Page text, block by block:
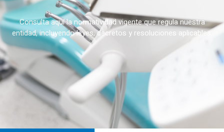
Consulta aquí la normatividad vigente que regula nuestra
entidad, incluyendo leyes, decretos y resoluciones aplicables.